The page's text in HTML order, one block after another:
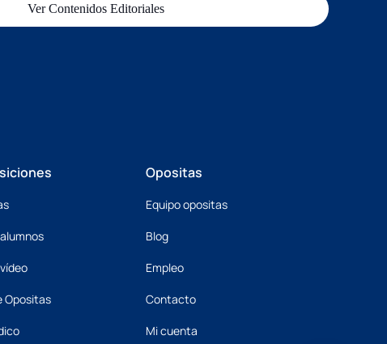
Ver Contenidos Editoriales
Opositas
Opositas
Equipo opositas
Blog
Empleo
Contacto
Mi cuenta